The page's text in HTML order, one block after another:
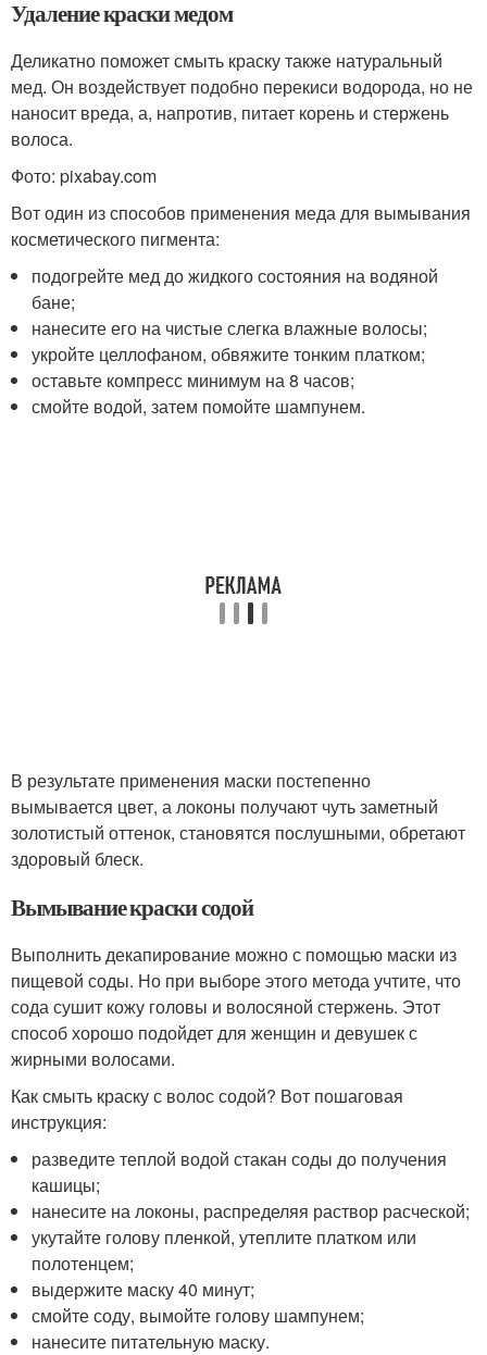
Удаление краски медом
Деликатно поможет смыть краску также натуральный
мед. Он воздействует подобно перекиси водорода, но не
наносит вреда, а, напротив, питает корень и стержень
волоса.
Фото: pixabay.com
Вот один из способов применения меда для вымывания
косметического пигмента:
подогрейте мед до жидкого состояния на водяной
бане;
нанесите его на чистые слегка влажные волосы;
укройте целлофаном, обвяжите тонким платком;
оставьте компресс минимум на 8 часов;
смойте водой, затем помойте шампунем.
В результате применения маски постепенно
вымывается цвет, а локоны получают чуть заметный
золотистый оттенок, становятся послушными, обретают
здоровый блеск.
Вымывание краски содой
Выполнить декапирование можно с помощью маски из
пищевой соды. Но при выборе этого метода учтите, что
сода сушит кожу головы и волосяной стержень. Этот
способ хорошо подойдет для женщин и девушек с
жирными волосами.
Как смыть краску с волос содой? Вот пошаговая
инструкция:
разведите теплой водой стакан соды до получения
кашицы;
нанесите на локоны, распределяя раствор расческой;
укутайте голову пленкой, утеплите платком или
полотенцем;
выдержите маску 40 минут;
смойте соду, вымойте голову шампунем;
нанесите питательную маску.